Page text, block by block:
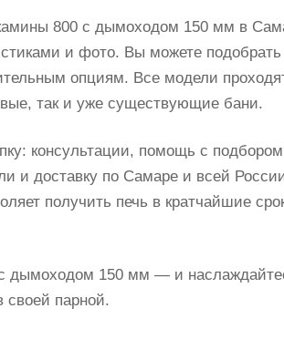
800 с дымоходом 150 мм в
и фото. Вы можете
опциям. Все модели
так и уже существующие бани.
консультации, помощь с
и доставку по Самаре и всей
получить печь в кратчайшие
дымоходом 150 мм — и
парной.